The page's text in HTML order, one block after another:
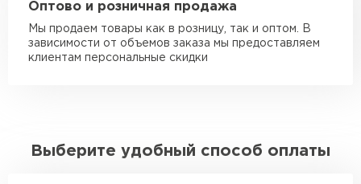
Оптово и розничная продажа
Мы продаем товары как в розницу, так и оптом. В
зависимости от объемов заказа мы предоставляем
клиентам персональные скидки
Выберите удобный способ оплаты